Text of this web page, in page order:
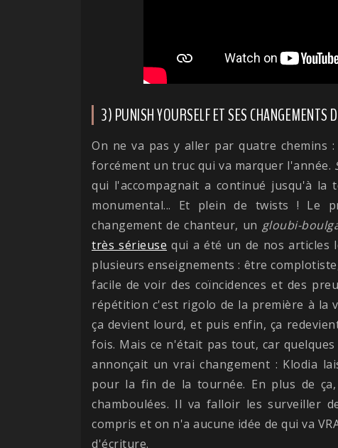
3) PUNISH YOURSELF ET SES CHANGEMENTS
On ne va pas y aller par quatre chemins :
forcément un truc qui va marquer l'année.
qui l'accompagnait a continué jusqu'à la
monumental... Et plein de twists ! Le
changement de chanteur, un gloubi-
très sérieuse qui a été un de nos articles
plusieurs enseignements : être
facile de voir des coïncidences et des
répétition c'est rigolo de la première à la
ça devient lourd, et puis enfin, ça
fois. Mais ce n'était pas tout, car
annonçait un vrai changement : Klodia
pour la fin de la tournée. En plus de
chamboulées. Il va falloir les surveiller
compris et on n'a aucune idée de qui va
d'écriture.